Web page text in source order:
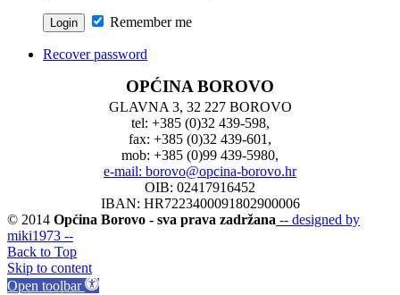
Remember me
Recover password
OPĆINA BOROVO
GLAVNA 3, 32 227 BOROVO
tel: +385 (0)32 439-598,
fax: +385 (0)32 439-601,
mob: +385 (0)99 439-5980,
e-mail: borovo@opcina-borovo.hr
OIB: 02417916452
IBAN: HR7223400091802900006
© 2014 Općina Borovo - sva prava zadržana -- designed by
miki1973 --
Back to Top
Skip to content
Open toolbar